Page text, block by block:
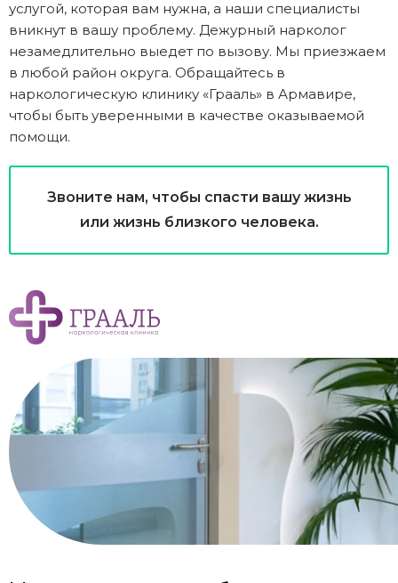
услугой, которая вам нужна, а наши специалисты
вникнут в вашу проблему. Дежурный нарколог
незамедлительно выедет по вызову. Мы приезжаем
в любой район округа. Обращайтесь в
наркологическую клинику «Грааль» в Армавире,
чтобы быть уверенными в качестве оказываемой
помощи.
Звоните нам, чтобы спасти вашу жизнь
или жизнь близкого человека.